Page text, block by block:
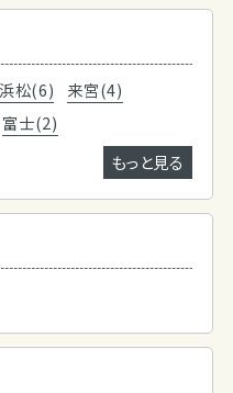
松(6)
来宮(4)
富士(2)
もっと見る